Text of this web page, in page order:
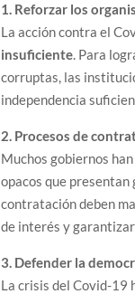
1. Reforzar los
La acción contra el
insuficiente. Para
corruptas, las
independencia
2. Procesos de
Muchos gobiernos
opacos que
contratación deben
de interés y
3. Defender la
La crisis del Covid-19